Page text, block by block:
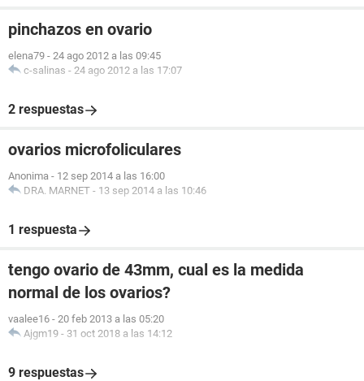
pinchazos en ovario
elena79 - 24 ago 2012 a las 09:45
c-salinas - 24 ago 2012 a las 17:07
2 respuestas
ovarios microfoliculares
Anonima - 12 sep 2014 a las 16:00
DRA. MARNET - 13 sep 2014 a las 10:46
1 respuesta
tengo ovario de 43mm, cual es la medida
normal de los ovarios?
vaalee16 - 20 feb 2013 a las 05:20
Ajgm19 - 31 oct 2018 a las 14:12
9 respuestas